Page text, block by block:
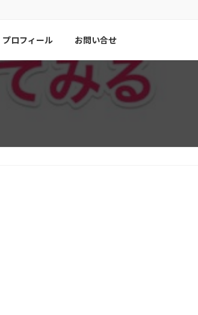
プロフィール お問い合せ